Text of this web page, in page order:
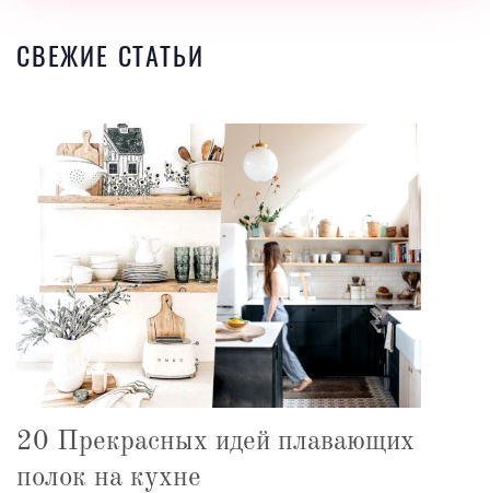
СВЕЖИЕ СТАТЬИ
20 Прекрасных идей плавающих
полок на кухне